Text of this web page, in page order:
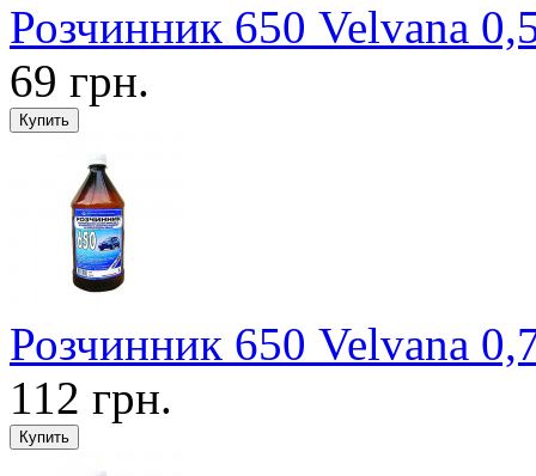
Розчинник 650 Velvana
69 грн.
Розчинник 650 Velvana
112 грн.